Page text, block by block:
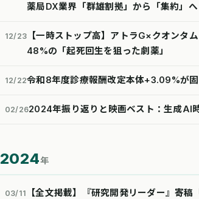
薬局DX業界「群雄割拠」から「集約」へ
12/23
【一時ストップ高】アトラG×クオン
48%の「起死回生を狙った劇薬」
12/22令和8年度診療報酬改定本体+3.09%が
02/262024年振り返りと映画ベスト：生成AI
2024年
03/11
【全文掲載】『研究開発リーダー』寄